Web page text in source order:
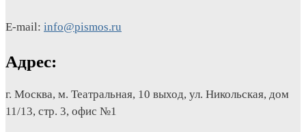
E-mail: info@pismos.ru
Адрес:
г. Москва, м. Театральная, 10 выход, ул. Никольская, дом
11/13, стр. 3, офис №1